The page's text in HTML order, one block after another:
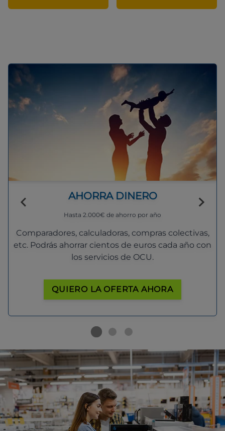
AHORRA DINERO
Hasta 2.000€ de ahorro por año
Comparadores, calculadoras, compras colectivas,
etc. Podrás ahorrar cientos de euros cada año con
los servicios de OCU.
QUIERO LA OFERTA AHORA